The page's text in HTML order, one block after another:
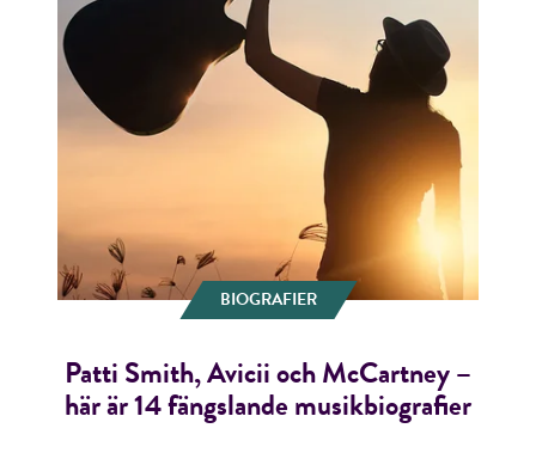
BIOGRAFIER
Patti Smith, Avicii och McCartney –
här är 14 fängslande musikbiografier